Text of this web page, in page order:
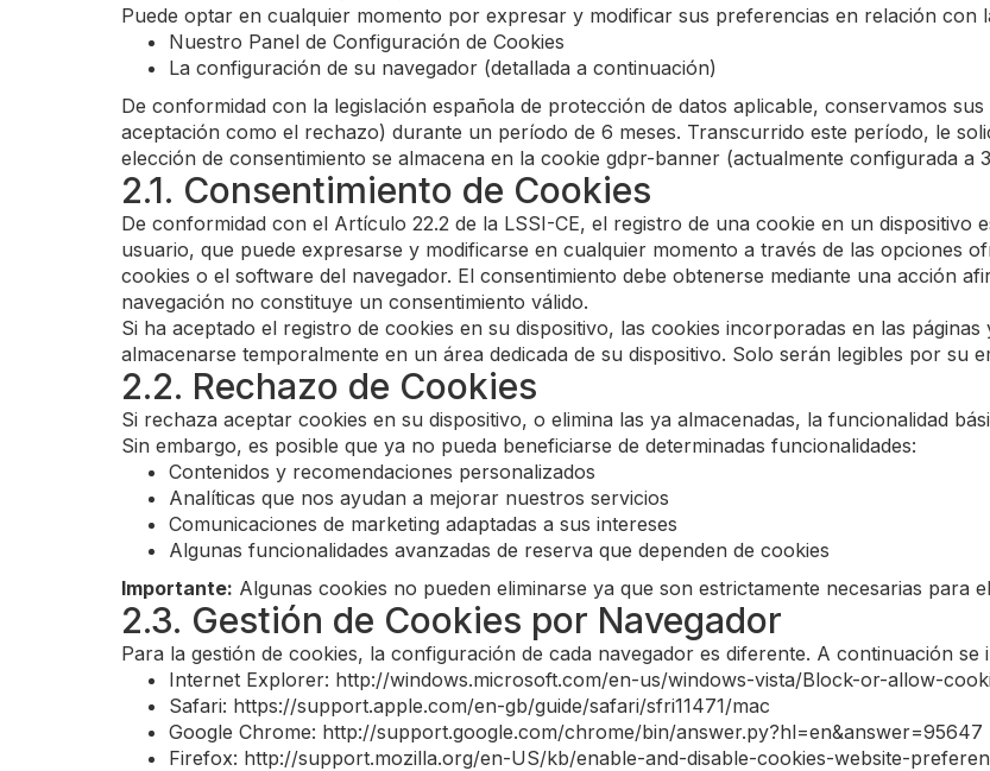
Puede optar en cualquier momento por expresar y modificar sus preferencias en relación con
Nuestro Panel de Configuración de Cookies
La configuración de su navegador (detallada a continuación)
De conformidad con la legislación española de protección de datos aplicable, conservamos
aceptación como el rechazo) durante un período de 6 meses. Transcurrido este período, le
elección de consentimiento se almacena en la cookie gdpr-banner (actualmente configurada a
2.1. Consentimiento de Cookies
De conformidad con el Artículo 22.2 de la LSSI-CE, el registro de una cookie en un dispositivo
usuario, que puede expresarse y modificarse en cualquier momento a través de las opciones
cookies o el software del navegador. El consentimiento debe obtenerse mediante una acción
navegación no constituye un consentimiento válido.
Si ha aceptado el registro de cookies en su dispositivo, las cookies incorporadas en las
almacenarse temporalmente en un área dedicada de su dispositivo. Solo serán legibles por su
2.2. Rechazo de Cookies
Si rechaza aceptar cookies en su dispositivo, o elimina las ya almacenadas, la funcionalidad
Sin embargo, es posible que ya no pueda beneficiarse de determinadas funcionalidades:
Contenidos y recomendaciones personalizados
Analíticas que nos ayudan a mejorar nuestros servicios
Comunicaciones de marketing adaptadas a sus intereses
Algunas funcionalidades avanzadas de reserva que dependen de cookies
Importante: Algunas cookies no pueden eliminarse ya que son estrictamente necesarias para
2.3. Gestión de Cookies por Navegador
Para la gestión de cookies, la configuración de cada navegador es diferente. A continuación se
Internet Explorer: http://windows.microsoft.com/en-us/windows-vista/Block-or-allow-
Safari: https://support.apple.com/en-gb/guide/safari/sfri11471/mac
Google Chrome: http://support.google.com/chrome/bin/answer.py?hl=en&answer=95647
Firefox: http://support.mozilla.org/en-US/kb/enable-and-disable-cookies-website-